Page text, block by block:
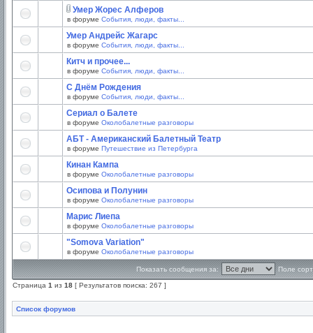
Умер Жорес Алферов
в форуме События, люди, факты...
Умер Андрейс Жагарс
в форуме События, люди, факты...
Китч и прочее...
в форуме События, люди, факты...
С Днём Рождения
в форуме События, люди, факты...
Сериал о Балете
в форуме Околобалетные разговоры
АБТ - Американский Балетный Театр
в форуме Путешествие из Петербурга
Кинан Кампа
в форуме Околобалетные разговоры
Осипова и Полунин
в форуме Околобалетные разговоры
Марис Лиепа
в форуме Околобалетные разговоры
"Somova Variation"
в форуме Околобалетные разговоры
Показать сообщения за: Поле
Страница 1 из 18 [ Результатов поиска: 267 ]
Список форумов